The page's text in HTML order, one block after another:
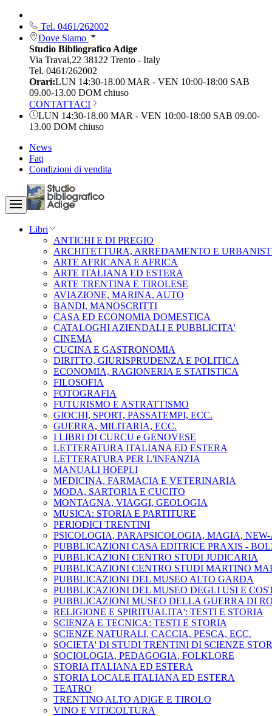
Tel. 0461/262002
Dove Siamo
Studio Bibliografico Adige
Via Travai,22 38122 Trento - Italy
Tel. 0461/262002
Orari:LUN 14:30-18.00 MAR - VEN 10:00-18:00 SAB
09.00-13.00 DOM chiuso
CONTATTACI
LUN 14:30-18.00 MAR - VEN 10:00-18:00 SAB 09.00-
13.00 DOM chiuso
News
Faq
Condizioni di vendita
Libri
ANTICHI E DI PREGIO
ARCHITETTURA, ARREDAMENTO E
ARTE AFRICANA E AFRICA
ARTE ITALIANA ED ESTERA
ARTE TRENTINA E TIROLESE
AVIAZIONE, MARINA, AUTO
BANDI, MANOSCRITTI
CASA ED ECONOMIA DOMESTICA
CATALOGHI AZIENDALI E PUBBLICITA'
CINEMA
CUCINA E GASTRONOMIA
DIRITTO, GIURISPRUDENZA E POLITICA
ECONOMIA, RAGIONERIA E STATISTICA
FILOSOFIA
FOTOGRAFIA
FUTURISMO E ASTRATTISMO
GIOCHI, SPORT, PASSATEMPI, ECC.
GUERRA, MILITARIA, ECC.
I LIBRI DI CURCU e GENOVESE
LETTERATURA ITALIANA ED ESTERA
LETTERATURA PER L'INFANZIA
MANUALI HOEPLI
MEDICINA, FARMACIA E VETERINARIA
MODA, SARTORIA E CUCITO
MONTAGNA, VIAGGI, GEOLOGIA
MUSICA: STORIA E PARTITURE
PERIODICI TRENTINI
PSICOLOGIA, PARAPSICOLOGIA, MAGIA,
PUBBLICAZIONI CASA EDITRICE PRAXIS -
PUBBLICAZIONI CENTRO STUDI JUDICARIA
PUBBLICAZIONI CENTRO STUDI MARTINO
PUBBLICAZIONI DEL MUSEO ALTO GARDA
PUBBLICAZIONI DEL MUSEO DEGLI USI E
PUBBLICAZIONI MUSEO DELLA GUERRA DI
RELIGIONE E SPIRITUALITA': TESTI E STORIA
SCIENZA E TECNICA: TESTI E STORIA
SCIENZE NATURALI, CACCIA, PESCA, ECC.
SOCIETA' DI STUDI TRENTINI DI SCIENZE
SOCIOLOGIA, PEDAGOGIA, FOLKLORE
STORIA ITALIANA ED ESTERA
STORIA LOCALE ITALIANA ED ESTERA
TEATRO
TRENTINO ALTO ADIGE E TIROLO
VINO E VITICOLTURA